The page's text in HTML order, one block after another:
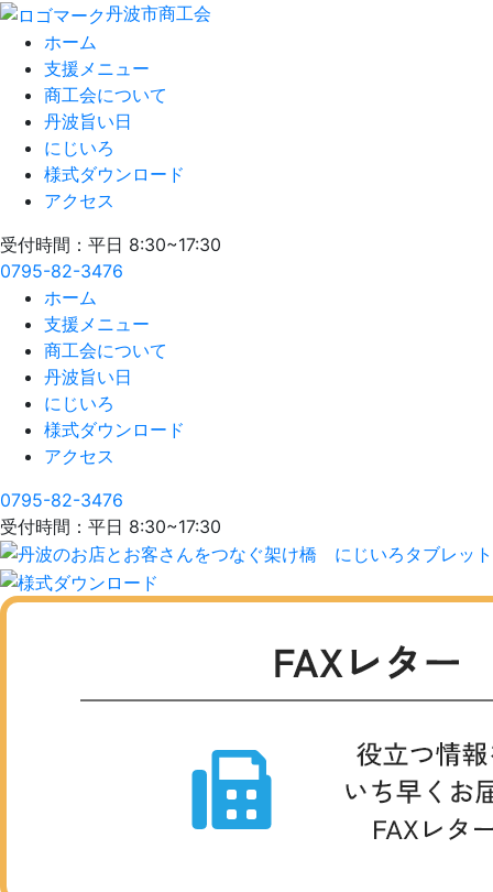
丹波市商工会
ホーム
支援メニュー
商工会について
丹波旨い日
にじいろ
様式ダウンロード
アクセス
受付時間：平日 8:30~17:30
0795-82-3476
ホーム
支援メニュー
商工会について
丹波旨い日
にじいろ
様式ダウンロード
アクセス
0795-82-3476
受付時間：平日 8:30~17:30